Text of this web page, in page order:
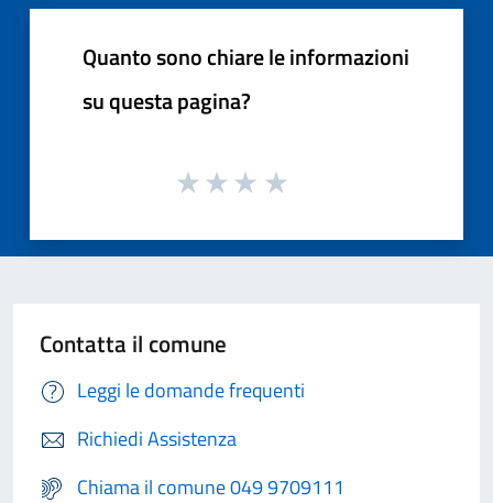
Quanto sono chiare le informazioni
su questa pagina?
Contatta il comune
Leggi le domande frequenti
Richiedi Assistenza
Chiama il comune 049 9709111